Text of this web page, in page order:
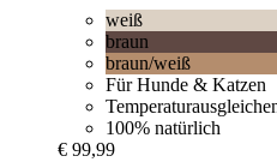
weiß
braun
braun/weiß
Für Hunde & Katzen
100% natürlich
€ 99,99